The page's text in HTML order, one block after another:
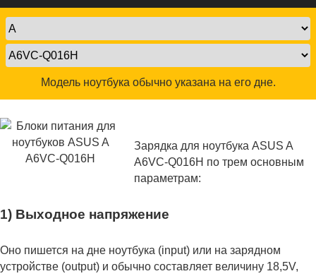
Модель ноутбука обычно указана на его дне.
Зарядка для ноутбука ASUS A
A6VC-Q016H по трем основным
параметрам:
1) Выходное напряжение
Оно пишется на дне ноутбука (input) или на зарядном
устройстве (output) и обычно составляет величину 18,5V,